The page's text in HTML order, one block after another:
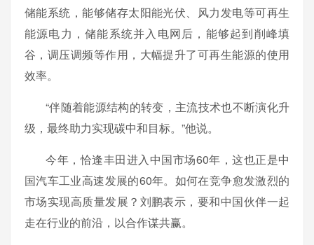
储能系统，能够储存太阳能光伏、风力发电等可再生
能源电力，储能系统并入电网后，能够起到削峰填
谷，调压调频等作用，大幅提升了可再生能源的使用
效率。
“伴随着能源结构的转变，主流技术也不断演化升
级，最终助力实现碳中和目标。”他说。
今年，恰逢丰田进入中国市场60年，这也正是中
国汽车工业高速发展的60年。如何在竞争愈发激烈的
市场实现高质量发展？刘鹏表示，要和中国伙伴一起
走在行业的前沿，以合作谋共赢。